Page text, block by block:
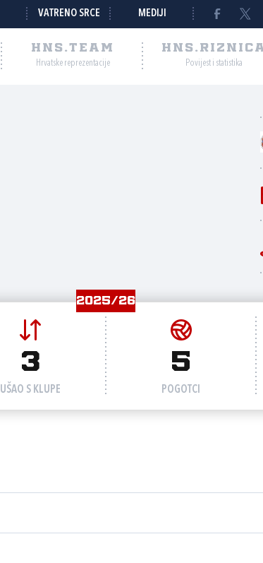
VATRENO SRCE MEDIJI
HNS.TEAM
Hrvatske reprezentacije Povijest i statistika
2025/26
3
UŠAO S KLUPE
5
POGOTCI